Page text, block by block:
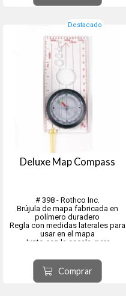
Destacado
Deluxe Map Compass
# 398 - Rothco Inc.
Brújula de mapa fabricada en
polímero duradero
Regla con medidas laterales para
usar en el mapa
Junto con la escala, para
Medidas de la brújula de
supervivencia: 14 cm x 6 cm x 1,5
cm.
Esfera giratoria grande. En
Comprar